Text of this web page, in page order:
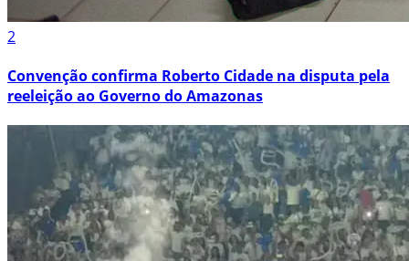
2
Convenção confirma Roberto Cidade na disputa pela
reeleição ao Governo do Amazonas